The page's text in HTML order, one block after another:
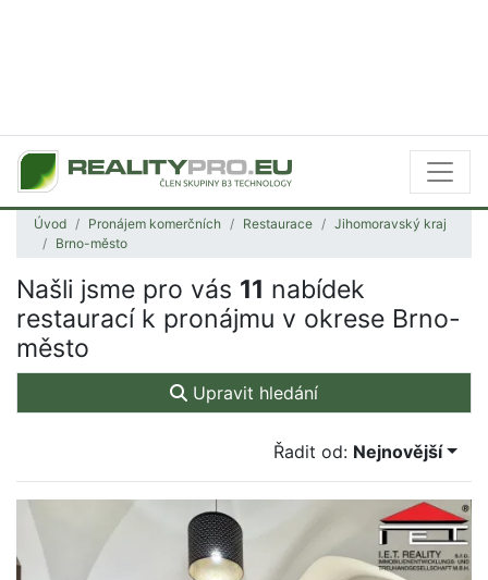
Úvod Pronájem komerčních Restaurace
Jihomoravský kraj
Brno-město
Našli jsme pro vás 11 nabídek
restaurací k pronájmu v okrese Brno-
město
Upravit hledání
Řadit od: Nejnovější